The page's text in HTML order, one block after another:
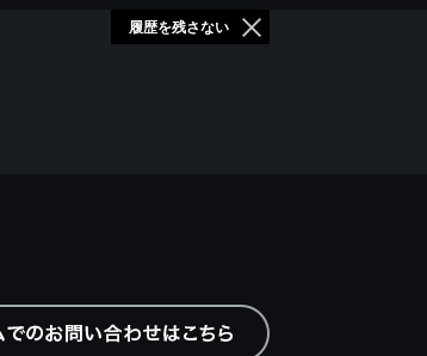
履歴を残さない